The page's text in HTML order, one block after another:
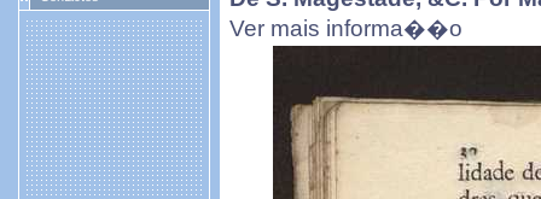
Ver mais informa��o